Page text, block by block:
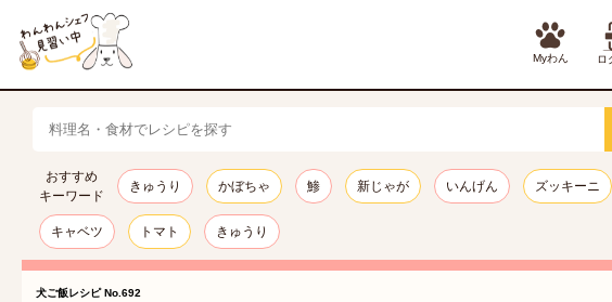
Myわん ロ
おすすめ
キーワード
きゅうり かぼちゃ 鯵 新じゃが いんげん ズッキーニ
キャベツ トマト きゅうり
犬ご飯レシピ No.692